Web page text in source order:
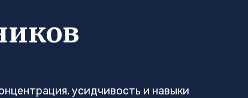
усидчивость и навыки